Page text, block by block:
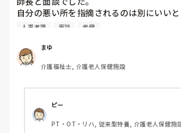
プホ―厶でアルバイトしています。
カイテクの施設で働きたいとおもいませ
自分の悪い所を指摘されるのは別にいい
るの？と聞かれたが、「本当は8月、9月
た。
辞めて新しいとこ行ってもあなたの事わか
間かかるよ〜(うろ覚え)どこ行っても一
あとは通勤が遠い事を言ったらそれを理
た_(:3」z)_笑
リーダーは師長はあなたが大事な人材だ
ではない。自分が負担かかるから辞めな
る。と言われた。
人事考課 面談 老健
まゆ
介護福祉士, 介護老人保健施設
ピー
PT・OT・リハ, 従来型特養, 介護老人保健施